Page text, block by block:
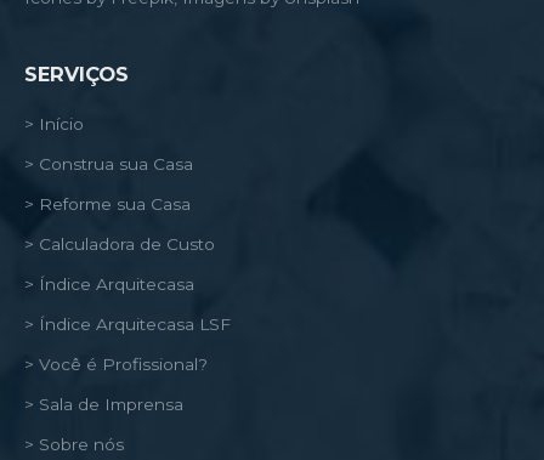
SERVIÇOS
> Início
> Construa sua Casa
> Reforme sua Casa
> Calculadora de Custo
> Índice Arquitecasa
> Índice Arquitecasa LSF
> Você é Profissional?
> Sala de Imprensa
> Sobre nós